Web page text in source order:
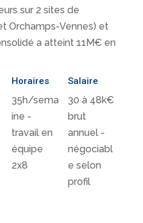
sur 2 sites de
Orchamps-Vennes) et
a atteint 11M€ en
Horaires
35h/sema
ine -
travail en
équipe
2x8
Salaire
30 à 48k€
brut
annuel -
négociabl
e selon
profil